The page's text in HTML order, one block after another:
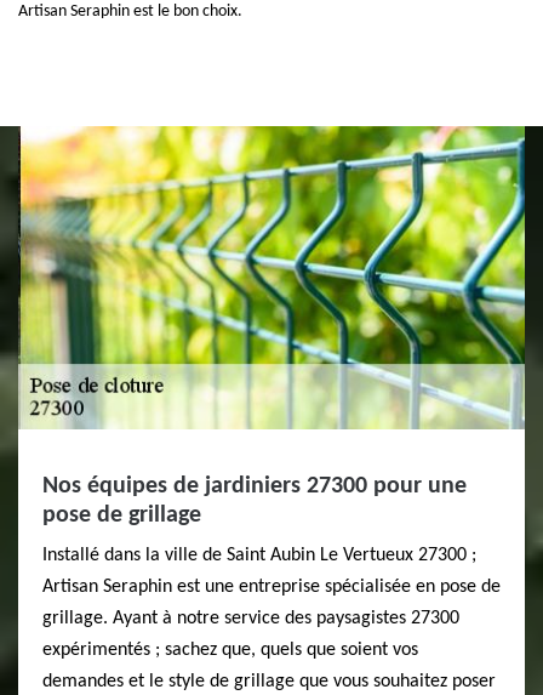
Artisan Seraphin est le bon choix.
Nos équipes de jardiniers 27300 pour une
pose de grillage
Installé dans la ville de Saint Aubin Le Vertueux 27300 ;
Artisan Seraphin est une entreprise spécialisée en pose de
grillage. Ayant à notre service des paysagistes 27300
expérimentés ; sachez que, quels que soient vos
demandes et le style de grillage que vous souhaitez poser